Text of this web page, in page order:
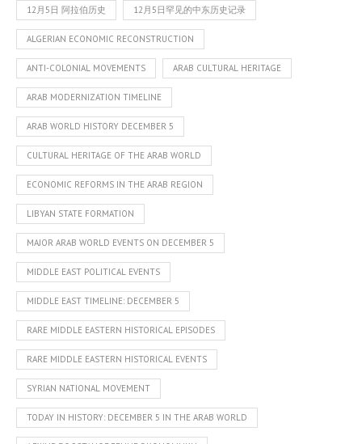
12月5日 阿拉伯历史 12月5日罕见的中东历史记录
ALGERIAN ECONOMIC RECONSTRUCTION
ANTI-COLONIAL MOVEMENTS ARAB CULTURAL HERITAGE
ARAB MODERNIZATION TIMELINE
ARAB WORLD HISTORY DECEMBER 5
CULTURAL HERITAGE OF THE ARAB WORLD
ECONOMIC REFORMS IN THE ARAB REGION
LIBYAN STATE FORMATION
MAJOR ARAB WORLD EVENTS ON DECEMBER 5
MIDDLE EAST POLITICAL EVENTS
MIDDLE EAST TIMELINE: DECEMBER 5
RARE MIDDLE EASTERN HISTORICAL EPISODES
RARE MIDDLE EASTERN HISTORICAL EVENTS
SYRIAN NATIONAL MOVEMENT
TODAY IN HISTORY: DECEMBER 5 IN THE ARAB WORLD